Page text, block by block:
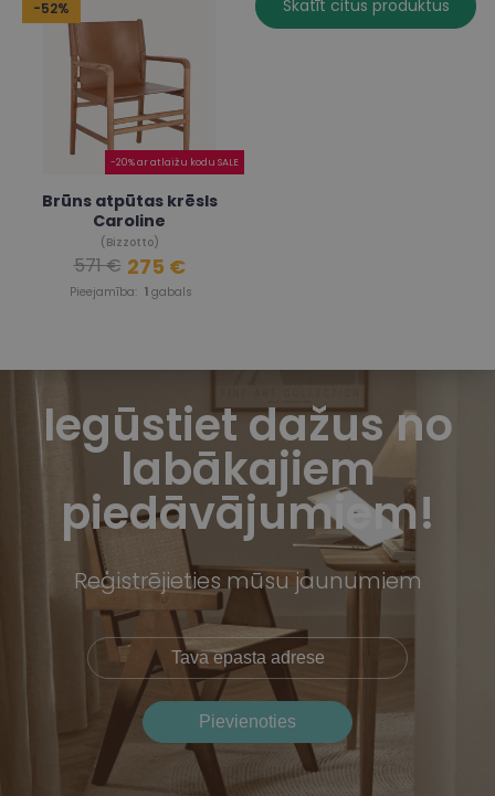
-52%
-20% ar atlaižu kodu SALE
Brūns atpūtas krēsls
Caroline
(Bizzotto)
Pieejamība: 1 gabals
571 € 275 €
Skatīt citus produktus
Iegūstiet dažus no
labākajiem
piedāvājumiem!
Reģistrējieties mūsu jaunumiem